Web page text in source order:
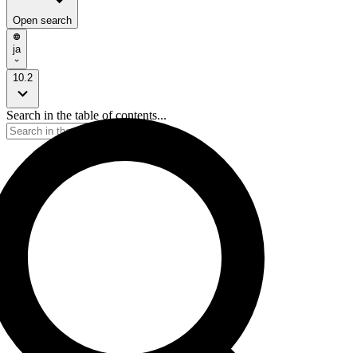
Open search
ja
10.2
Search in the table of contents...